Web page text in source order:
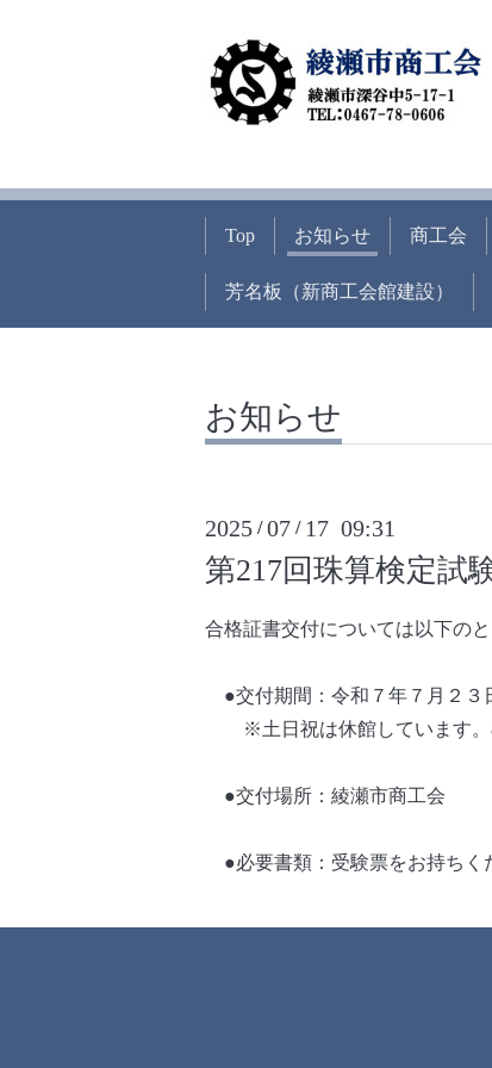
Top お知らせ 商工会
芳名板（新商工会館建設）
お知らせ
2025 /07 / 17 09:31
第217回珠算検定試
合格証書交付については以下のと
●交付期間：令和７年７月２３
※土日祝は休館しています。8
●交付場所：綾瀬市商工会
●必要書類：受験票をお持ちく